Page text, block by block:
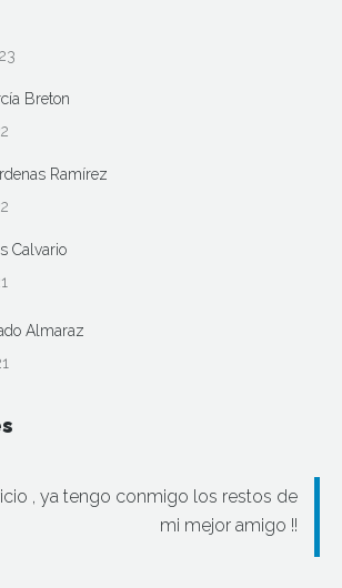
Breton
Ramírez
Calvario
Almaraz
, ya tengo conmigo los restos de
mi mejor amigo !!